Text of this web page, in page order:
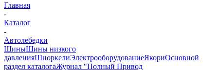
Главная
-
Каталог
-
Автолебедки
ШиныШины низкого
давленияШноркелиЭлектрооборудованиеЯкориОсновной
раздел каталогаЖурнал "Полный Привод